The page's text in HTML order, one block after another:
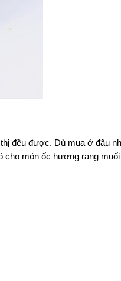
đều được. Dù mua ở đâu
cho món ốc hương rang